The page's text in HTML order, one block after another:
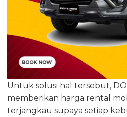
Untuk solusi hal tersebut,
memberikan harga rental
terjangkau supaya setiap